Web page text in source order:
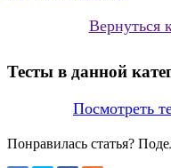
Вернуться
Тесты в данной
Посмотреть
Понравилась статья?